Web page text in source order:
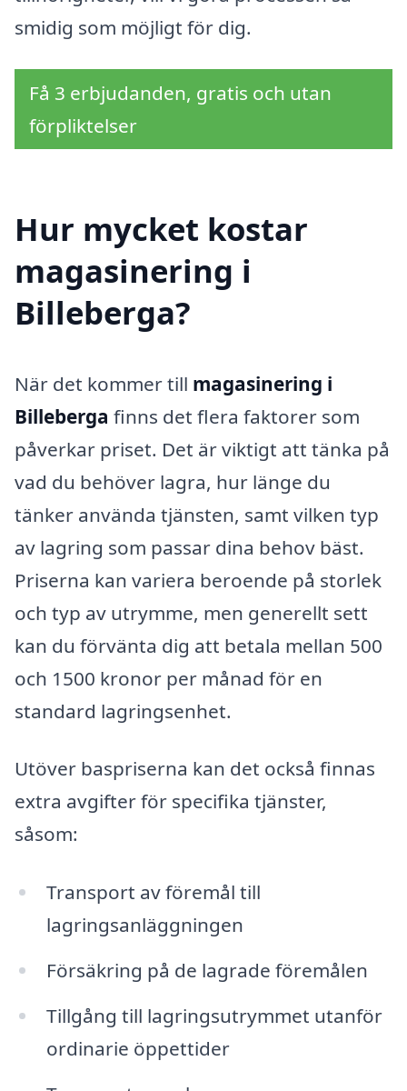
smidig som möjligt för dig.
Få 3 erbjudanden, gratis och utan
förpliktelser
Hur mycket kostar
magasinering i
Billeberga?
När det kommer till magasinering i
Billeberga finns det flera faktorer som
påverkar priset. Det är viktigt att tänka på
vad du behöver lagra, hur länge du
tänker använda tjänsten, samt vilken typ
av lagring som passar dina behov bäst.
Priserna kan variera beroende på storlek
och typ av utrymme, men generellt sett
kan du förvänta dig att betala mellan 500
och 1500 kronor per månad för en
standard lagringsenhet.
Utöver baspriserna kan det också finnas
extra avgifter för specifika tjänster,
såsom:
Transport av föremål till
lagringsanläggningen
Försäkring på de lagrade föremålen
Tillgång till lagringsutrymmet utanför
ordinarie öppettider